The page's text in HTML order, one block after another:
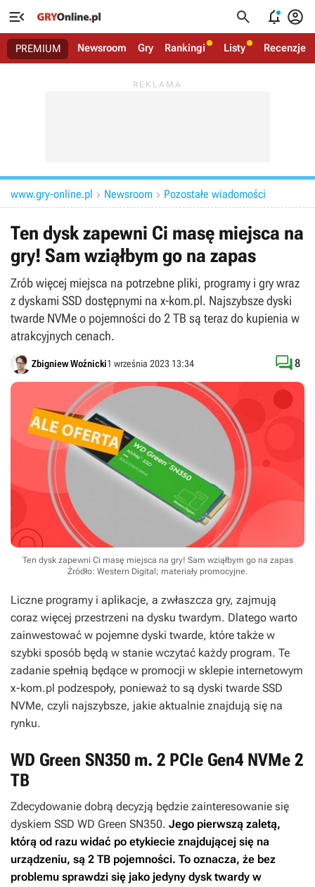
   
PREMIUM Newsroom Gry Rankingi Listy Recenzje
www.gry-online.pl  Newsroom  Pozostałe wiadomości
Ten dysk zapewni Ci masę miejsca na
gry! Sam wziąłbym go na zapas
Zrób więcej miejsca na potrzebne pliki, programy i gry wraz
z dyskami SSD dostępnymi na x-kom.pl. Najszybsze dyski
twarde NVMe o pojemności do 2 TB są teraz do kupienia w
atrakcyjnych cenach.
Zbigniew Woźnicki1 września 2023 13:34 8
Ten dysk zapewni Ci masę miejsca na gry! Sam wziąłbym go na zapas
Źródło: Western Digital; materiały promocyjne.
Liczne programy i aplikacje, a zwłaszcza gry, zajmują
coraz więcej przestrzeni na dysku twardym. Dlatego warto
zainwestować w pojemne dyski twarde, które także w
szybki sposób będą w stanie wczytać każdy program. Te
zadanie spełnią będące w promocji w sklepie internetowym
x-kom.pl podzespoły, ponieważ to są dyski twarde SSD
NVMe, czyli najszybsze, jakie aktualnie znajdują się na
rynku.
WD Green SN350 m. 2 PCIe Gen4 NVMe 2
TB
Zdecydowanie dobrą decyzją będzie zainteresowanie się
dyskiem SSD WD Green SN350. Jego pierwszą zaletą,
którą od razu widać po etykiecie znajdującej się na
urządzeniu, są 2 TB pojemności. To oznacza, że bez
problemu sprawdzi się jako jedyny dysk twardy w